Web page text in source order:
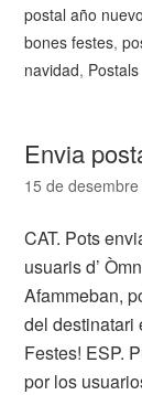
postal año nuevo
bones festes,
navidad, Postals
Envia
15 de
CAT. Pots
usuaris d’
Afammeban,
del
Festes! ESP.
por los